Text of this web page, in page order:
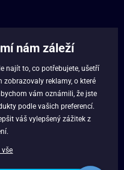
nám záleží
najít to, co potřebujete, ušetří
reklamy, o které
vám oznámili, že jste
podle vašich preferencí.
váš vylepšený zážitek z